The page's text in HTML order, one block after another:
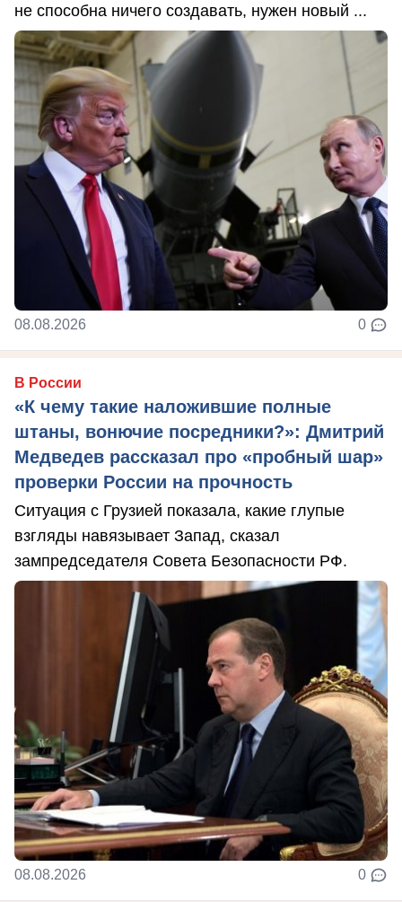
не способна ничего создавать, нужен новый ...
08.08.2026 0
В России
«К чему такие наложившие полные
штаны, вонючие посредники?»: Дмитрий
Медведев рассказал про «пробный шар»
проверки России на прочность
Ситуация с Грузией показала, какие глупые
взгляды навязывает Запад, сказал
зампредседателя Совета Безопасности РФ.
08.08.2026 0